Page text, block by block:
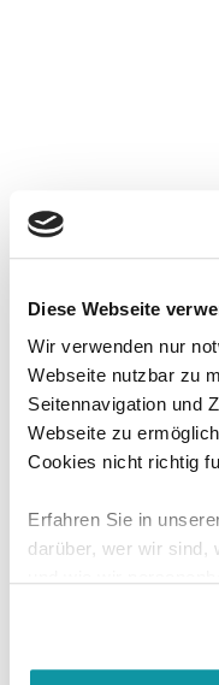
Diese Webseite
Wir verwenden nur
Webseite nutzbar zu
Seitennavigation und
Webseite zu
Cookies nicht richtig
Erfahren Sie in
darüber, wer wir sind,